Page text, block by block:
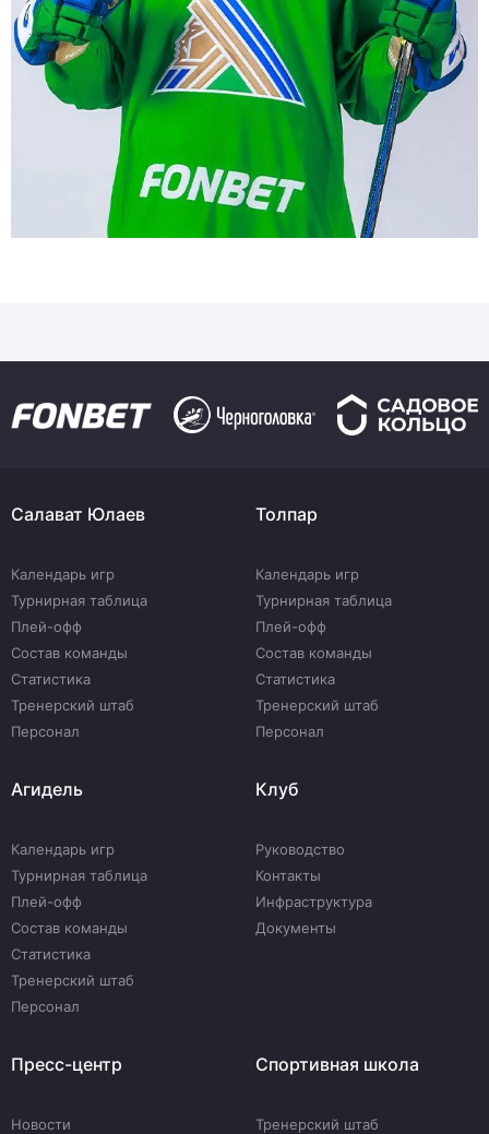
Салават Юлаев
Календарь игр
Турнирная таблица
Плей-офф
Состав команды
Статистика
Тренерский штаб
Персонал
Толпар
Календарь игр
Турнирная таблица
Плей-офф
Состав команды
Статистика
Тренерский штаб
Персонал
Агидель
Календарь игр
Турнирная таблица
Плей-офф
Состав команды
Статистика
Тренерский штаб
Персонал
Клуб
Руководство
Контакты
Инфраструктура
Документы
Пресс-центр
Новости
Спортивная школа
Тренерский штаб